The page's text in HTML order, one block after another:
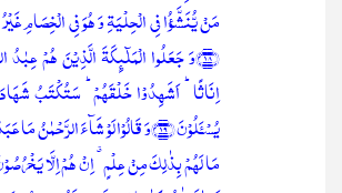
مَنۡ یُّنَشَّؤُا فِی الۡحِلۡیَۃِ وَ ہُوَ فِی الۡخِصَامِ
﴿۱۸﴾وَ جَعَلُوا الۡمَلٰٓئِکَۃَ الَّذِیۡنَ ہُمۡ عِبٰدُ
اِنَاثًا ؕ اَشَہِدُوۡا خَلۡقَہُمۡ ؕ سَتُکۡتَبُ
یُسۡـَٔلُوۡنَ ﴿۱۹﴾وَ قَالُوۡا لَوۡ شَآءَ الرَّحۡمٰنُ